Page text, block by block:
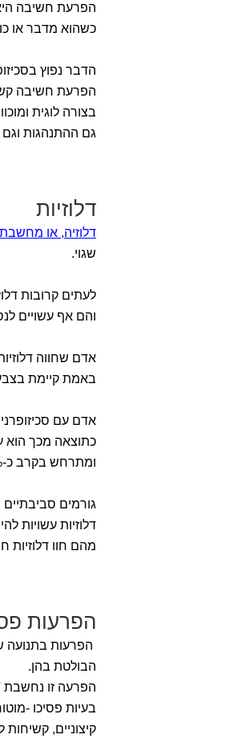
הפרעת חשיבה
כשהוא מדבר או
הדבר נפוץ
הפרעת חשיבה
בצורה לוגית
גם ההתנהגות
דלוזיות
דלוזיה, או
שגוי.
לעתים קרובות
והם אף עשויים
אדם שחווה
באמת קיימת
אדם עם
כתוצאה מכך הוא
ומתרחש בקרב כ-50% מהסכיזופרנים.
גורמים סביבתיים
מהם חוו דלוזיות
הפרעות
הפרעות בתנועה
הבולטת בהן.
הפרעה זו נחשבת
בעיות פסיכו -
קיצוניים,